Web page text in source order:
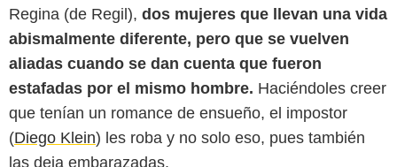
Regina (de Regil), dos mujeres que llevan una vida
abismalmente diferente, pero que se vuelven
aliadas cuando se dan cuenta que fueron
estafadas por el mismo hombre. Haciéndoles creer
que tenían un romance de ensueño, el impostor
(Diego Klein) les roba y no solo eso, pues también
las deja embarazadas.